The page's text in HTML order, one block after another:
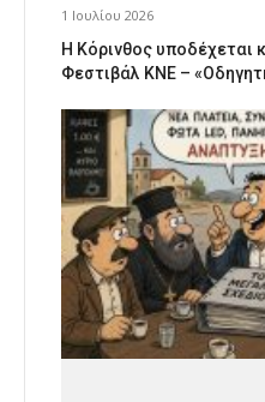
1 Ιουλίου 2026
Η Κόρινθος υποδέχεται
Φεστιβάλ ΚΝΕ –